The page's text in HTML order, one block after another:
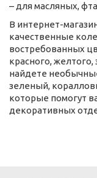
– для масляных,
В интернет-
качественные
востребованных
красного, желтого,
найдете
зеленый,
которые помогут
декоративных